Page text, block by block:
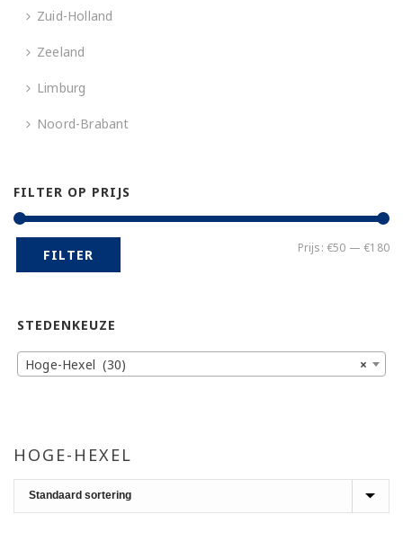
HOGE-HEXEL
Zuid-Holland
Zeeland
Limburg
Noord-Brabant
FILTER OP PRIJS
FILTER Prijs: €50 —€180
STEDENKEUZE
×
Hoge-Hexel (30)